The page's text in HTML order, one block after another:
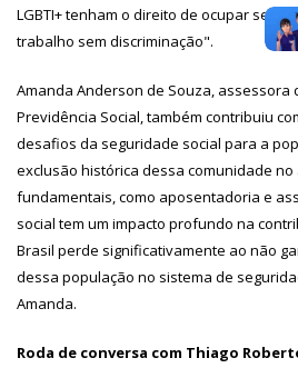
LGBTI+ tenham o direito de ocupar seu
trabalho sem discriminação".
Amanda Anderson de Souza, assessora
Previdência Social, também contribuiu
desafios da seguridade social para a
exclusão histórica dessa comunidade
fundamentais, como aposentadoria e
social tem um impacto profundo na
Brasil perde significativamente ao não
dessa população no sistema de
Amanda.
Roda de conversa com Thiago